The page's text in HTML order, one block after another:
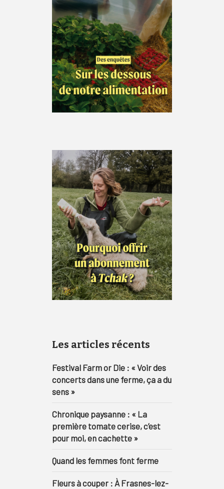
Les articles récents
Festival Farm or Die : « Voir des
concerts dans une ferme, ça a du
sens »
Chronique paysanne : « La
première tomate cerise, c’est
pour moi, en cachette »
Quand les femmes font ferme
Fleurs à couper : À Frasnes-lez-